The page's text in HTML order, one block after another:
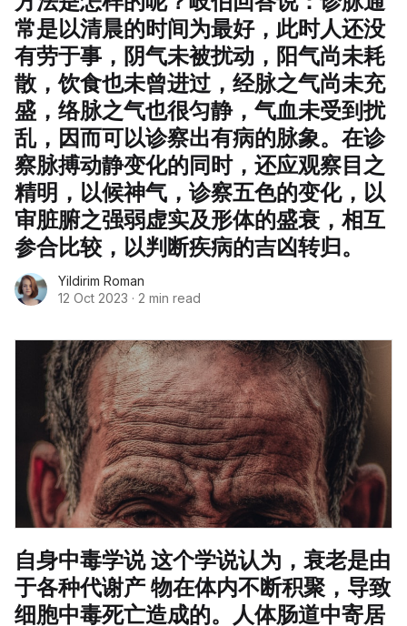
常是以清晨的时间为最好，此时人还没
有劳于事，阴气未被扰动，阳气尚未耗
散，饮食也未曾进过，经脉之气尚未充
盛，络脉之气也很匀静，气血未受到扰
乱，因而可以诊察出有病的脉象。在诊
察脉搏动静变化的同时，还应观察目之
精明，以候神气，诊察五色的变化，以
审脏腑之强弱虚实及形体的盛衰，相互
参合比较，以判断疾病的吉凶转归。
Yildirim Roman
12 Oct 2023 · 2 min read
自身中毒学说 这个学说认为，衰老是由
于各种代谢产 物在体内不断积聚，导致
细胞中毒死亡造成的。人体肠道中寄居